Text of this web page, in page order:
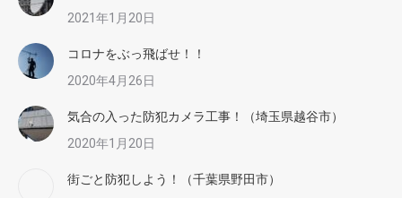
2021年1月20日
コロナをぶっ飛ばせ！！
2020年4月26日
気合の入った防犯カメラ工事！（埼玉県越谷市）
2020年1月20日
街ごと防犯しよう！（千葉県野田市）